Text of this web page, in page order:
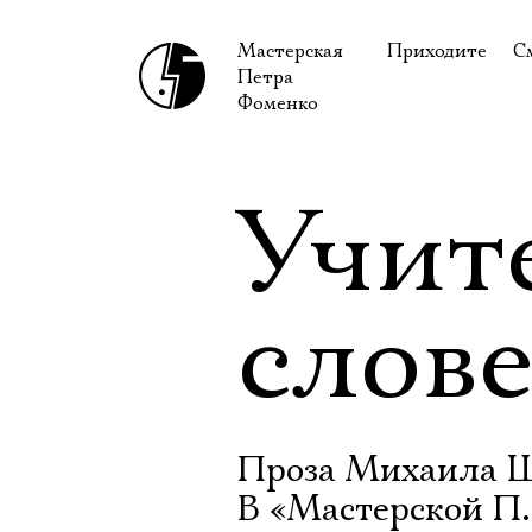
Мастерская
Петра
Фоменко
Приходите
Правила
Проза Михаила
В «Мастерской